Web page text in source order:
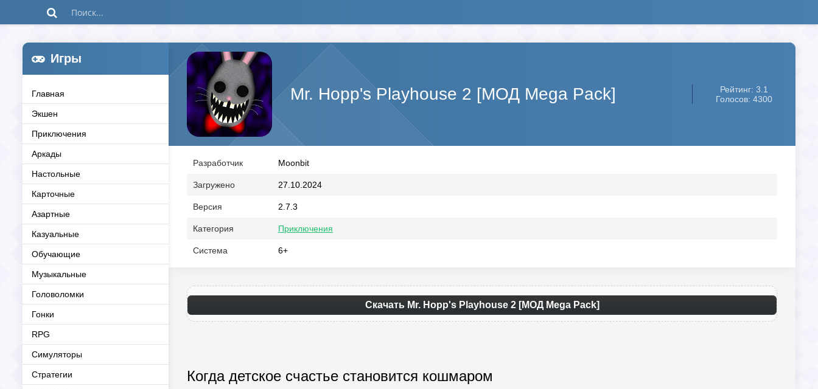
Игры
Главная
Экшен
Приключения
Аркады
Настольные
Карточные
Азартные
Казуальные
Обучающие
Музыкальные
Головоломки
Гонки
RPG
Симуляторы
Стратегии
Mr. Hopp's Playhouse 2 [МОД Mega Pack]
Рейтинг: 3.1
Голосов: 4300
Разработчик Moonbit
Загружено 27.10.2024
Версия 2.7.3
Категория Приключения
Система 6+
Скачать Mr. Hopp's Playhouse 2 [МОД Mega Pack]
Когда детское счастье становится кошмаром